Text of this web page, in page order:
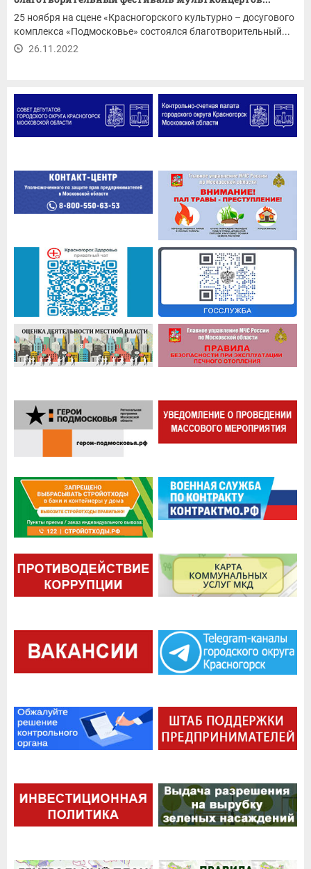
25 ноября на сцене «Красногорского культурно – досугового
комплекса «Подмосковье» состоялся благотворительный...
26.11.2022